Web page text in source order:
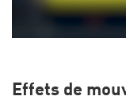
Effets de